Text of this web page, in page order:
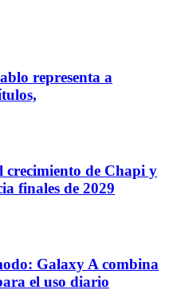
representa a
crecimiento de Chapi y
finales de 2029
Galaxy A combina
el uso diario